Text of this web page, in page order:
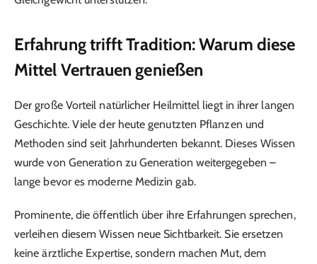
Erfahrung trifft Tradition: Warum diese
Mittel Vertrauen genießen
Der große Vorteil natürlicher Heilmittel liegt in ihrer langen
Geschichte. Viele der heute genutzten Pflanzen und
Methoden sind seit Jahrhunderten bekannt. Dieses Wissen
wurde von Generation zu Generation weitergegeben –
lange bevor es moderne Medizin gab.
Prominente, die öffentlich über ihre Erfahrungen sprechen,
verleihen diesem Wissen neue Sichtbarkeit. Sie ersetzen
keine ärztliche Expertise, sondern machen Mut, dem